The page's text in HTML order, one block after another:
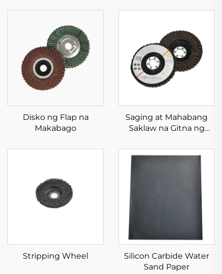
Disko ng Flap na
Makabago
Saging at Mahabang
Saklaw na Gitna ng
Stripping Wheel
Silicon Carbide Water
Sand Paper